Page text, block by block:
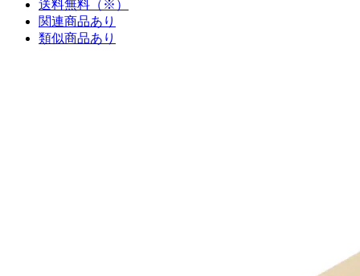
送料無料（※）
関連商品あり
類似商品あり